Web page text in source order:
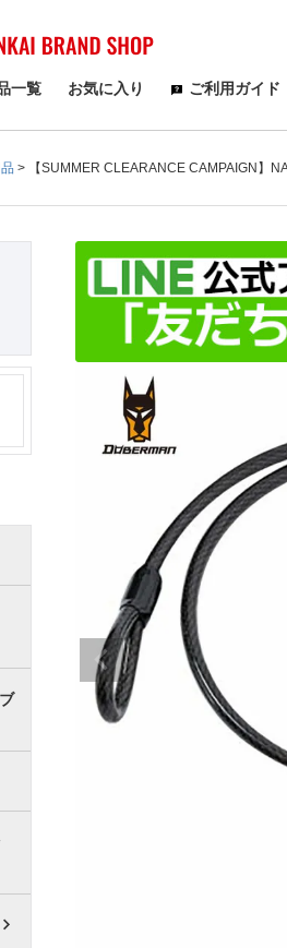
検索
一覧 お気に入り ご利用ガイド
【SUMMER CLEARANCE CAMPAIGN】